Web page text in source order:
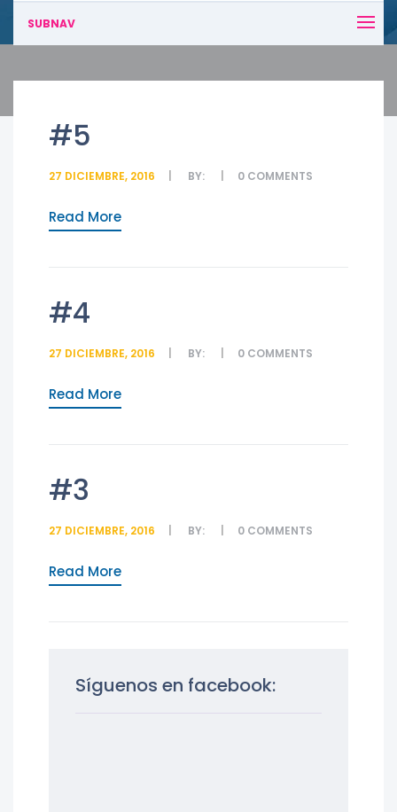
SUBNAV
#5
27 DICIEMBRE, 2016 BY: 0 COMMENTS
Read More
#4
27 DICIEMBRE, 2016 BY: 0 COMMENTS
Read More
#3
27 DICIEMBRE, 2016 BY: 0 COMMENTS
Read More
Síguenos en facebook: